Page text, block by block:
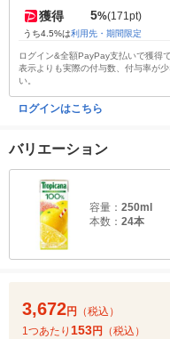
獲得 5%(171pt)
うち4.5%は利用先・期間限定
ログイン&全額PayPay支払いで獲得
表示よりも実際の付与数、付与率が
い。
ログインはこちら
バリエーション
容量： 250ml
本数： 24本
3,672円
（税込）
1つあたり 153円 （税込）